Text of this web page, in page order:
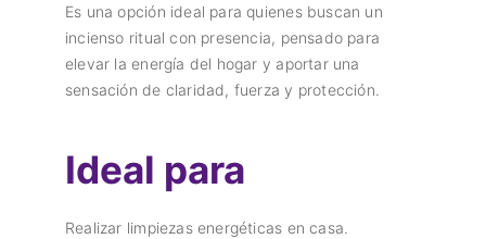
Es una opción ideal para quienes buscan un
incienso ritual con presencia, pensado para
elevar la energía del hogar y aportar una
sensación de claridad, fuerza y protección.
Ideal para
Realizar limpiezas energéticas en casa.